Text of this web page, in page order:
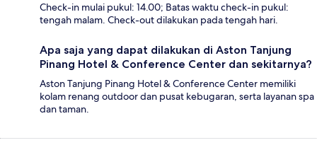
Check-in mulai pukul: 14.00; Batas waktu check-in pukul:
tengah malam. Check-out dilakukan pada tengah hari.
Apa saja yang dapat dilakukan di Aston Tanjung
Pinang Hotel & Conference Center dan sekitarnya?
Aston Tanjung Pinang Hotel & Conference Center memiliki
kolam renang outdoor dan pusat kebugaran, serta layanan spa
dan taman.